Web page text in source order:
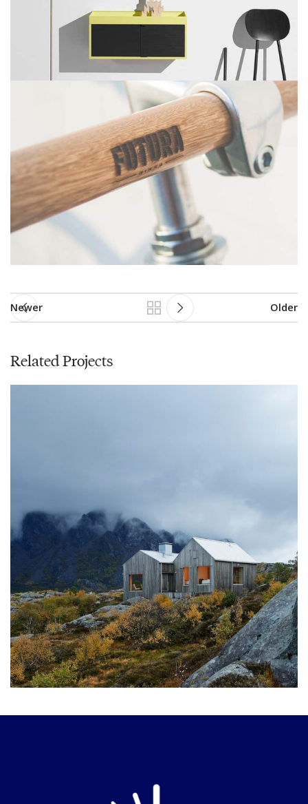
Newer Older
Related Projects